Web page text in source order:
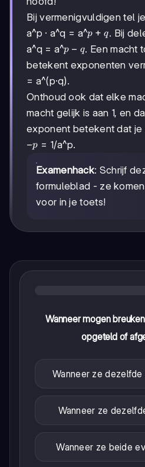
Bij vermenigvuldigen tel
a^p · a^q = a^p+q
p + q. Bij
a^q = a^p-
q
p − q. Een macht
betekent exponenten
= a^(p·q).
Onthoud ook dat elke
macht gelijk is aan 1, en
exponent betekent dat je
-
−p = 1/a^p.
Examenhack: Schrijf
formuleblad - ze
voor in je toets!
Wanneer mogen
opgeteld of
Wanneer ze
Wanneer ze
Wanneer ze beide